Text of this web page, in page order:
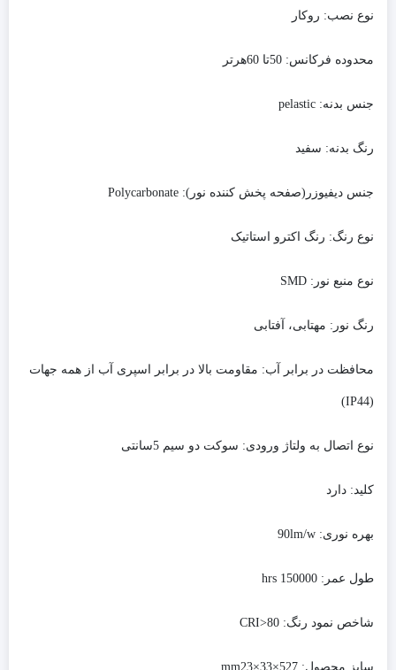
نوع نصب: روکار
محدوده فرکانس:
جنس بدنه:
رنگ بدنه: سفید
جنس دیفیوزر(صفحه پخش کننده نور):
نوع رنگ: رنگ اکترو استاتیک
نوع منبع نور:
رنگ نور: مهتابی، آفتابی
محافظت در برابر آب: مقاومت بالا در برابر اسپری آب از همه جهات
(IP44)
نوع اتصال به ولتاژ ورودی: سوکت دو سیم 5سانتی
کلید: دارد
بهره نوری:
طول عمر:
شاخص نمود رنگ:
سایز محصول: